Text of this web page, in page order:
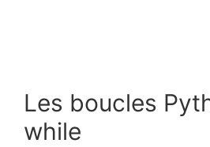
Les boucles
while